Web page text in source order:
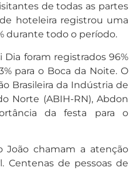
de todas as partes
hoteleira registrou uma
durante todo o período.
foram registrados 96%
para o Boca da Noite. O
Brasileira da Indústria de
Norte (ABIH-RN), Abdon
da festa para o
João chamam a atenção
Centenas de pessoas de